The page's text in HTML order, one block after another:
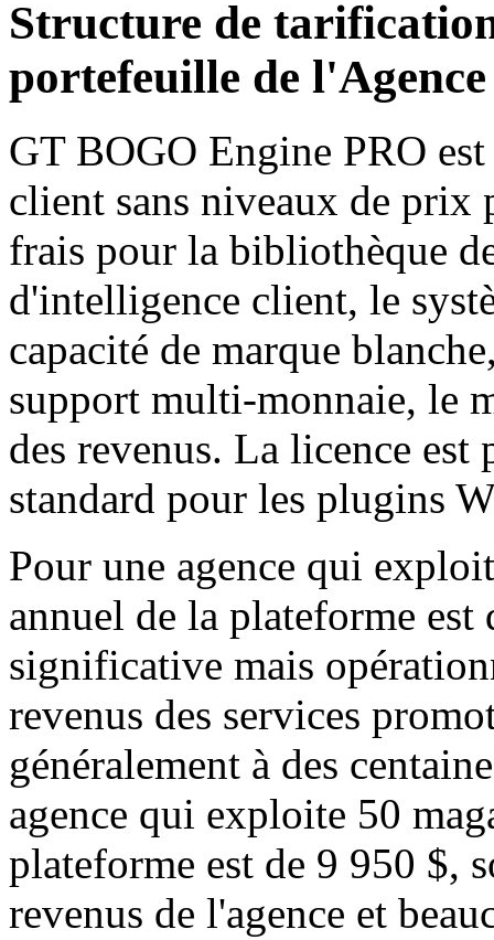
Structure de
portefeuille de l'Agence
GT BOGO Engine PRO
client sans niveaux de prix
frais pour la bibliothèque
d'intelligence client, le
capacité de marque
support multi-monnaie, le
des revenus. La licence
standard pour les plugins
Pour une agence qui
annuel de la plateforme est
significative mais
revenus des services
généralement à des
agence qui exploite 50
plateforme est de 9 950 $,
revenus de l'agence et